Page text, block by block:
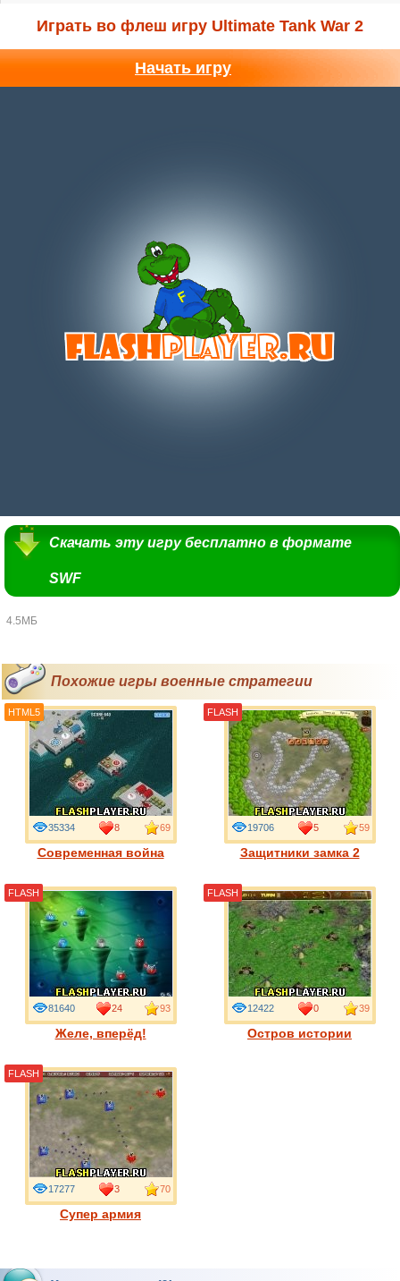
Играть во флеш игру Ultimate Tank War 2
Начать игру
Скачать эту игру бесплатно в формате
SWF
4.5МБ
Похожие игры военные стратегии
Современная война
35334 8 69
HTML5
Защитники замка 2
19706 5 59
FLASH
Желе, вперёд!
81640 24 93
FLASH
Остров истории
12422 0 39
FLASH
Супер армия
17277 3 70
FLASH